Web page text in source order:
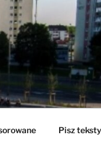
Pisz teksty